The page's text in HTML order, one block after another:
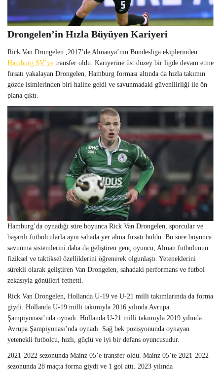
Drongelen’in Hızla Büyüyen Kariyeri
Rick Van Drongelen ,2017’de Almanya’nın Bundesliga ekiplerinden
Hamburg SV’ye transfer oldu. Kariyerine üst düzey bir ligde devam etme
fırsatı yakalayan Drongelen, Hamburg forması altında da hızla takımın
gözde isimlerinden biri haline geldi ve savunmadaki güvenilirliği ile ön
plana çıktı.
Hamburg’da oynadığı süre boyunca Rick Van Drongelen, sporcular ve
başarılı futbolcularla aynı sahada yer alma fırsatı buldu. Bu süre boyunca
savunma sistemlerini daha da geliştiren genç oyuncu, Alman futbolunun
fiziksel ve taktiksel özelliklerini öğrenerek olgunlaştı. Yeteneklerini
sürekli olarak geliştiren Van Drongelen, sahadaki performans ve futbol
zekasıyla gönülleri fethetti.
Rick Van Drongelen, Hollanda U-19 ve U-21 milli takımlarında da forma
giydi. Hollanda U-19 milli takımıyla 2016 yılında Avrupa
Şampiyonası’nda oynadı. Hollanda U-21 milli takımıyla 2019 yılında
Avrupa Şampiyonası’nda oynadı. Sağ bek pozisyonunda oynayan
yetenekli futbolcu, hızlı, güçlü ve iyi bir defans oyuncusudur.
2021-2022 sezonunda Mainz 05’e transfer oldu. Mainz 05’te 2021-2022
sezonunda 28 maçta forma giydi ve 1 gol attı. 2023 yılında